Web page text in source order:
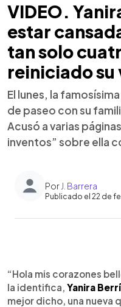
VIDEO.
estar
tan solo
reiniciado su
El lunes, la
de paseo con su
Acusó a varias
inventos” sobre ella
Por J. Barrera
Publicado el 22 de
► Escuchar
“Hola mis corazones
la identifica, Yanira
mejor dicho, una nueva